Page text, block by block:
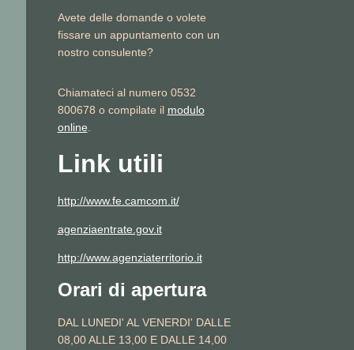
Avete delle domande o volete
fissare un appuntamento con un
nostro consulente?
Chiamateci al numero 0532
800678 o compilate il modulo
online
Link utili
http://www.fe.camcom.it/
agenziaentrate.gov.it
http://www.agenziaterritorio.it
Orari di apertura
DAL LUNEDI' AL VENERDI' DALLE
08,00 ALLE 13,00 E DALLE 14,00